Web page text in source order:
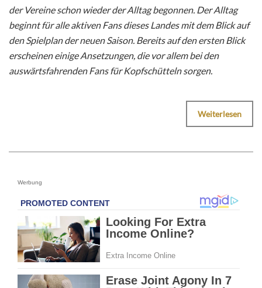
der Vereine schon wieder der Alltag begonnen. Der Alltag
beginnt für alle aktiven Fans dieses Landes mit dem Blick auf
den Spielplan der neuen Saison. Bereits auf den ersten Blick
erscheinen einige Ansetzungen, die vor allem bei den
auswärtsfahrenden Fans für Kopfschütteln sorgen.
Weiterlesen
Werbung